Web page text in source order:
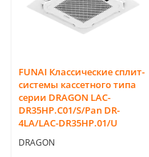
FUNAI Классические сплит-
системы кассетного типа
серии DRAGON LAC-
DR35HP.C01/S/Pan DR-
4LA/LAC-DR35HP.01/U
DRAGON